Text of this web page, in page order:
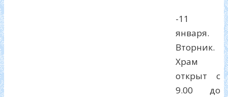
-11
января.
Вторник.
Храм
открыт с
9.00 до